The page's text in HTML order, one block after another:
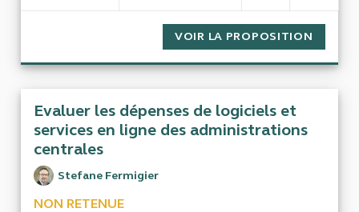
VOIR LA PROPOSITION
Evaluer les dépenses de logiciels et
services en ligne des administrations
centrales
Stefane Fermigier
NON RETENUE